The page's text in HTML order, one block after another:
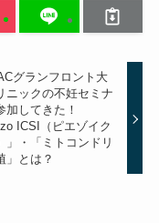
グランフロント大
ニックの不妊セミナ
加してきた！
ICSI（ピエゾイク
」・「ミトコンドリ
」とは？